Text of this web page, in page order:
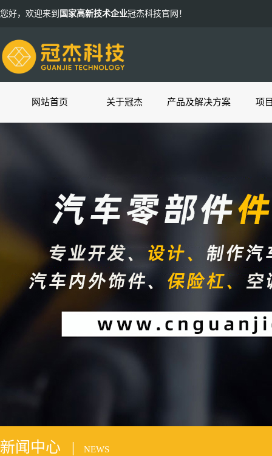
您好，欢迎来到 国家高新技术企业冠杰科技官网！
网站首页 关于冠杰 产品及解决方案 项
新闻中心 | NEWS